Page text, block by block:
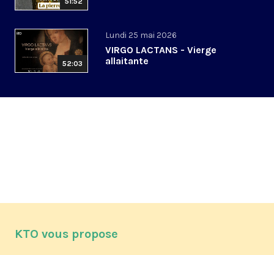
52:03
Lundi 25 mai 2026
VIRGO LACTANS - Vierge
allaitante
KTO vous propose